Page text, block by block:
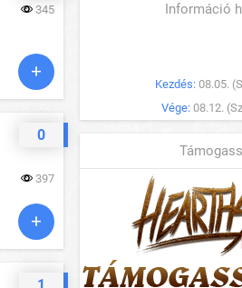
345
0
397
1
Információ
Kezdés: 08.05.
Vége: 08.12.